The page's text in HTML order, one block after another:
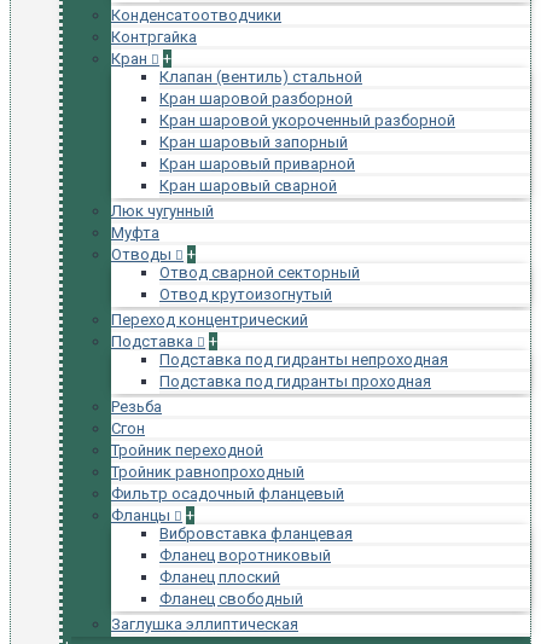
Конденсатоотводчики
Контргайка
Кран
+
Клапан (вентиль) стальной
Кран шаровой разборной
Кран шаровой укороченный разборной
Кран шаровый запорный
Кран шаровый приварной
Кран шаровый сварной
Люк чугунный
Муфта
Отводы
+
Отвод сварной секторный
Отвод крутоизогнутый
Переход концентрический
Подставка
+
Подставка под гидранты непроходная
Подставка под гидранты проходная
Резьба
Сгон
Тройник переходной
Тройник равнопроходный
Фильтр осадочный фланцевый
Фланцы
+
Вибровставка фланцевая
Фланец воротниковый
Фланец плоский
Фланец свободный
Заглушка эллиптическая